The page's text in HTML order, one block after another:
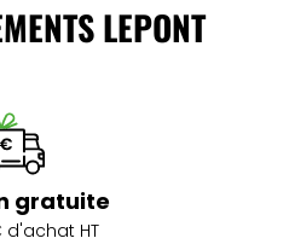
LEPONT
gratuite
HT